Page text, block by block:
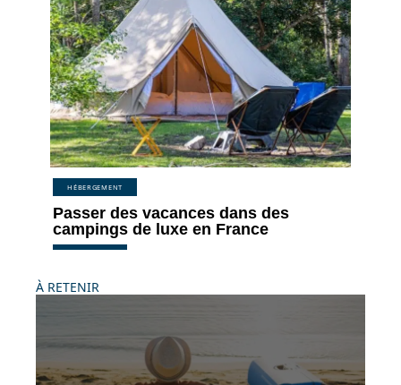
HÉBERGEMENT
Passer des vacances dans des
campings de luxe en France
À RETENIR